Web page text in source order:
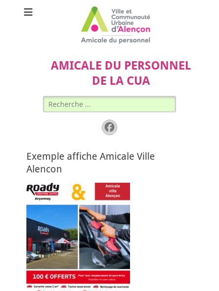
AMICALE DU PERSONNEL
DE LA CUA
Rechercher :
Facebook
Exemple affiche Amicale Ville
Alencon